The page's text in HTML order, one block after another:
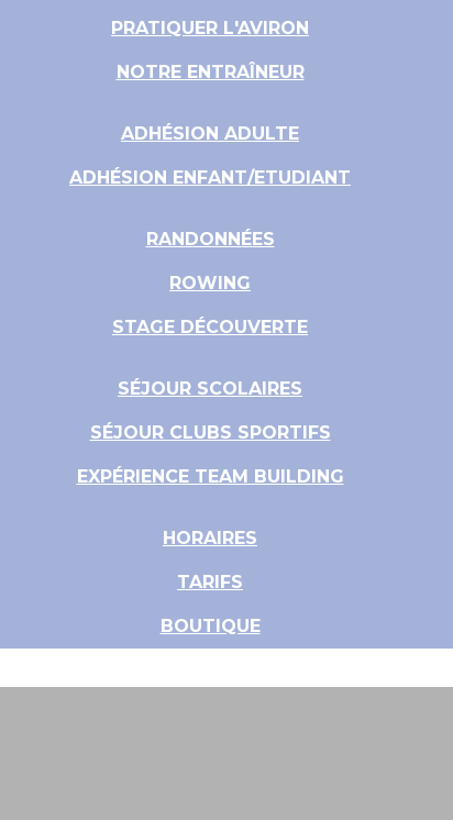
PRATIQUER L'AVIRON
NOTRE ENTRAÎNEUR
ADHÉSION ADULTE
ADHÉSION ENFANT/ETUDIANT
RANDONNÉES
ROWING
STAGE DÉCOUVERTE
SÉJOUR SCOLAIRES
SÉJOUR CLUBS SPORTIFS
EXPÉRIENCE TEAM BUILDING
HORAIRES
TARIFS
BOUTIQUE